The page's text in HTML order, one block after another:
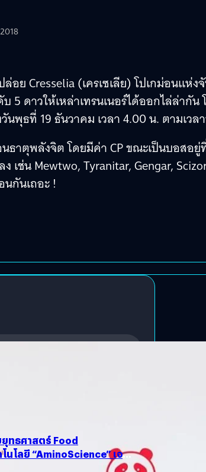
ย Cresselia (เครเซเลีย) โปเกม่อนแห่
บ 5 ดาวให้เหล่าเทรนเนอร์ได้ออกไล่ล่า
นพุธที่ 19 ธันวาคม เวลา 4.00 น. ตามเวล
นธาตุพลังจิต โดยมีค่า CP ขณะเป็นบอสอ
เช่น Mewtwo, Tyranitar, Gengar,
นกันเถอะ !
ยุทธศาสตร์ Food
นโลยี “AminoScience” เจาะ